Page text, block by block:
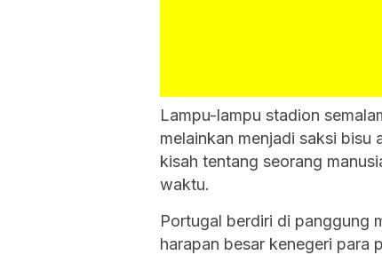
Lampu-lampu stadion
melainkan menjadi saksi bisu
kisah tentang seorang
waktu.
Portugal berdiri di panggung
harapan besar kenegeri para